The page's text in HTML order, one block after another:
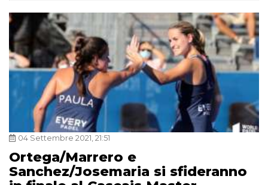
04 Settembre 2021, 21:51
Ortega/Marrero e
Sanchez/Josemaria si sfideranno